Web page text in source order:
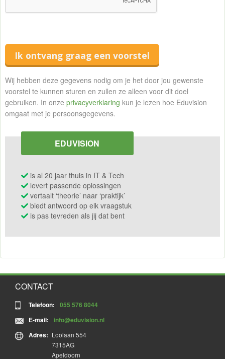
Ik ontvang graag een voorstel
Wij hebben deze gegevens nodig om je het door jou gewenste
voorstel te kunnen sturen en zullen ze alleen voor dit doel
gebruiken. In onze privacyverklaring kun je lezen hoe Eduvision
omgaat met je persoonsgegevens.
EDUVISION
is al 20 jaar thuis in IT & Tech
levert passende oplossingen
vertaalt ‘theorie’ naar ‘praktijk’
biedt antwoord op elk vraagstuk
is pas tevreden als jij dat bent
CONTACT
Telefoon:
055 576 8044
E-mail:
info@eduvision.nl
Adres: Loolaan 554
7315AG
Apeldoorn